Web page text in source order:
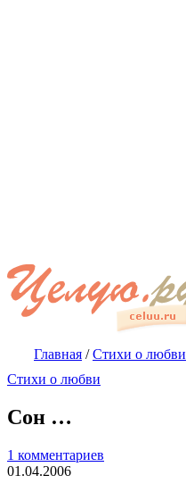
Главная /Стихи о любви
Стихи о любви
Сон …
1 комментариев
01.04.2006